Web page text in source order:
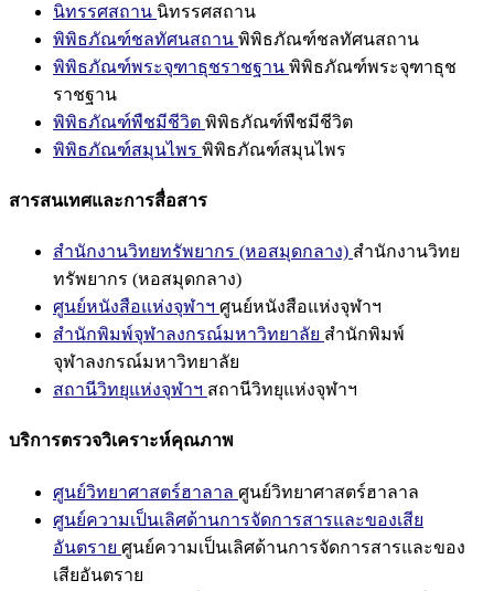
นิทรรศสถาน นิทรรศสถาน
พิพิธภัณฑ์ชลทัศนสถาน พิพิธภัณฑ์ชลทัศนสถาน
พิพิธภัณฑ์พระจุฑาธุชราชฐาน พิพิธภัณฑ์พระจุฑาธุช
ราชฐาน
พิพิธภัณฑ์พืชมีชีวิต พิพิธภัณฑ์พืชมีชีวิต
พิพิธภัณฑ์สมุนไพร พิพิธภัณฑ์สมุนไพร
สารสนเทศและการสื่อสาร
สำนักงานวิทยทรัพยากร (หอสมุดกลาง) สำนักงานวิทย
ทรัพยากร (หอสมุดกลาง)
ศูนย์หนังสือแห่งจุฬาฯ ศูนย์หนังสือแห่งจุฬาฯ
สำนักพิมพ์จุฬาลงกรณ์มหาวิทยาลัย สำนักพิมพ์
จุฬาลงกรณ์มหาวิทยาลัย
สถานีวิทยุแห่งจุฬาฯ สถานีวิทยุแห่งจุฬาฯ
บริการตรวจวิเคราะห์คุณภาพ
ศูนย์วิทยาศาสตร์ฮาลาล ศูนย์วิทยาศาสตร์ฮาลาล
ศูนย์ความเป็นเลิศด้านการจัดการสารและของเสีย
อันตราย ศูนย์ความเป็นเลิศด้านการจัดการสารและของ
เสียอันตราย